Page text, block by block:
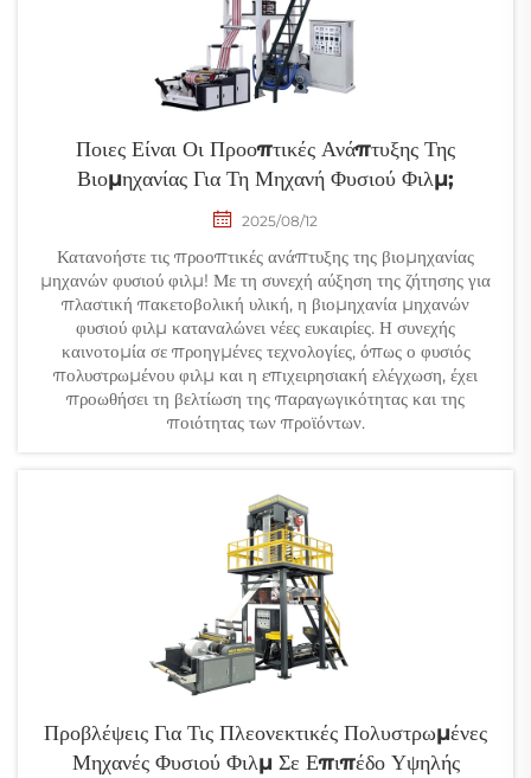
Ποιες Είναι Οι Προοπτικές Ανάπτυξης Της
Βιομηχανίας Για Τη Μηχανή Φυσιού Φιλμ;
2025/08/12
Κατανοήστε τις προοπτικές ανάπτυξης της βιομηχανίας
μηχανών φυσιού φιλμ! Με τη συνεχή αύξηση της ζήτησης για
πλαστική πακετοβολική υλική, η βιομηχανία μηχανών
φυσιού φιλμ καταναλώνει νέες ευκαιρίες. Η συνεχής
καινοτομία σε προηγμένες τεχνολογίες, όπως ο φυσιός
πολυστρωμένου φιλμ και η επιχειρησιακή ελέγχωση, έχει
προωθήσει τη βελτίωση της παραγωγικότητας και της
ποιότητας των προϊόντων.
Προβλέψεις Για Τις Πλεονεκτικές Πολυστρωμένες
Μηχανές Φυσιού Φιλμ Σε Επιπέδο Υψηλής